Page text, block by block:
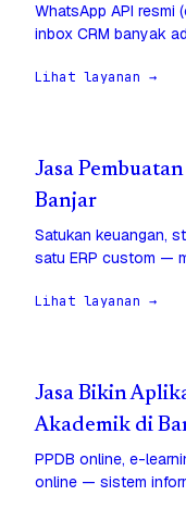
WhatsApp API resmi
inbox CRM banyak
Lihat layanan →
Jasa
Banjar
Satukan keuangan,
satu ERP custom —
Lihat layanan →
Jasa Bikin
Akademik di
PPDB online, e-
online — sistem